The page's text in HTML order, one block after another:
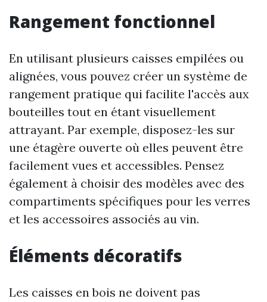
Rangement fonctionnel
En utilisant plusieurs caisses empilées ou
alignées, vous pouvez créer un système de
rangement pratique qui facilite l'accès aux
bouteilles tout en étant visuellement
attrayant. Par exemple, disposez-les sur
une étagère ouverte où elles peuvent être
facilement vues et accessibles. Pensez
également à choisir des modèles avec des
compartiments spécifiques pour les verres
et les accessoires associés au vin.
Éléments décoratifs
Les caisses en bois ne doivent pas